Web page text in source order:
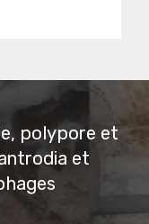
polypore et
et